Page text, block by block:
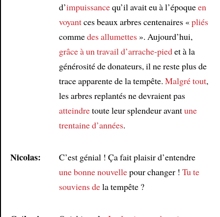
d’impuissancequ’il avait eu à l’époqueen
voyantces beaux arbres centenaires «pliés
commedes allumettes». Aujourd’hui,
grâce àun travail d’arrache-piedet à la
générosité de donateurs, il ne reste plus de
trace apparente de la tempête. Malgré tout,
les arbres replantés ne devraient pas
atteindretoute leur splendeur avantune
trentaine d’années.
Nicolas:
C’est génial ! Ça fait plaisir d’entendre
une bonne nouvellepour changer ! Tu te
souviens dela tempête ?